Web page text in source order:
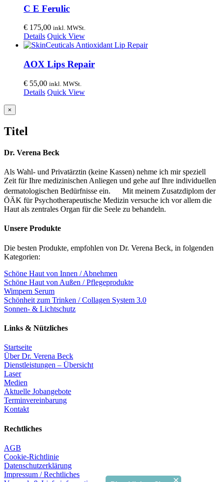
C E Ferulic
€ 175,00 inkl. MWSt.
Details Quick View
AOX Lips Repair
€ 55,00 inkl. MWSt.
Details Quick View
Close
product
view
×
Titel
Dr. Verena Beck
Als Wahl- und Privatärztin (keine Kassen) nehme ich mir speziell
Zeit für Ihre medizinischen Anliegen und gehe auf Ihre individuellen
dermatologischen Bedürfnisse ein. Mit meinem Zusatzdiplom der
ÖÄK für Psychotherapeutische Medizin versuche ich vor allem die
Haut als zentrales Organ für die Seele zu behandeln.
Unsere Produkte
Die besten Produkte, empfohlen von Dr. Verena Beck, in folgenden
Kategorien:
Schöne Haut von Innen / Abnehmen
Schöne Haut von Außen / Pflegeprodukte
Wimpern Serum
Schönheit zum Trinken / Collagen System 3.0
Sonnen- & Lichtschutz
Links & Nützliches
Startseite
Über Dr. Verena Beck
Dienstleistungen – Übersicht
Laser
Medien
Aktuelle Jobangebote
Terminvereinbarung
Kontakt
Rechtliches
AGB
Cookie-Richtlinie
Datenschutzerklärung
Impressum / Rechtliches